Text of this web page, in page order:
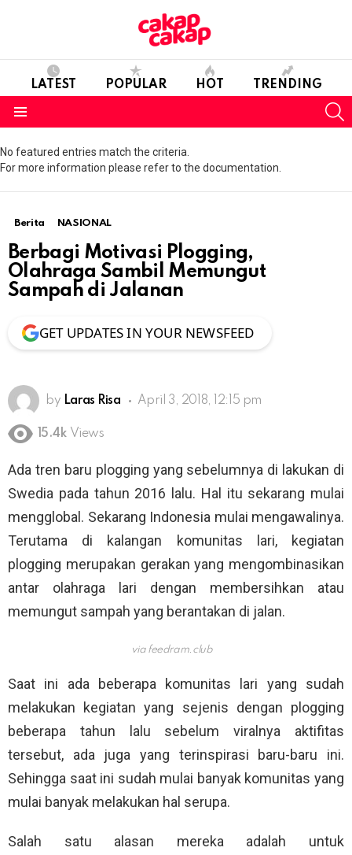
LATEST POPULAR HOT TRENDING
No featured entries match the criteria.
For more information please refer to the documentation.
Berita NASIONAL
Berbagi Motivasi Plogging,
Olahraga Sambil Memungut
Sampah di Jalanan
GET UPDATES IN YOUR NEWSFEED
by Laras Risa April 3, 2018, 12:15 pm
15.4k Views
Ada tren baru plogging yang sebelumnya di lakukan di
Swedia pada tahun 2016 lalu. Hal itu sekarang mulai
mengglobal. Sekarang Indonesia mulai mengawalinya.
Terutama di kalangan komunitas lari, kegiatan
plogging merupakan gerakan yang mengombinasikan
antar olahraga lari dengan membersihkan atau
memungut sampah yang berantakan di jalan.
via feedram.club
Saat ini ada beberapa komunitas lari yang sudah
melakukan kegiatan yang sejenis dengan plogging
beberapa tahun lalu sebelum viralnya aktifitas
tersebut, ada juga yang terinspirasi baru-baru ini.
Sehingga saat ini sudah mulai banyak komunitas yang
mulai banyak melakukan hal serupa.
Salah satu alasan mereka adalah untuk